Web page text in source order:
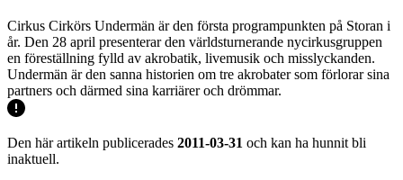
Cirkus Cirkörs Undermän är den första programpunkten på Storan i
år. Den 28 april presenterar den världsturnerande nycirkusgruppen
en föreställning fylld av akrobatik, livemusik och misslyckanden.
Undermän är den sanna historien om tre akrobater som förlorar sina
partners och därmed sina karriärer och drömmar.
Den här artikeln publicerades 2011-03-31 och kan ha hunnit bli
inaktuell.